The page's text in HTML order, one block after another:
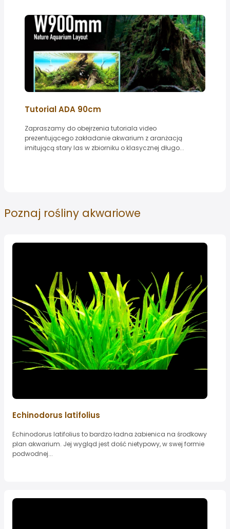
Tutorial ADA 90cm
Zapraszamy do obejrzenia tutoriala video
prezentującego zakładanie akwarium z aranżacją
imitującą stary las w zbiorniku o klasycznej długo...
Poznaj rośliny akwariowe
Echinodorus latifolius
Echinodorus latifolius to bardzo ładna żabienica na środkowy
plan akwarium. Jej wygląd jest dość nietypowy, w swej formie
podwodnej...